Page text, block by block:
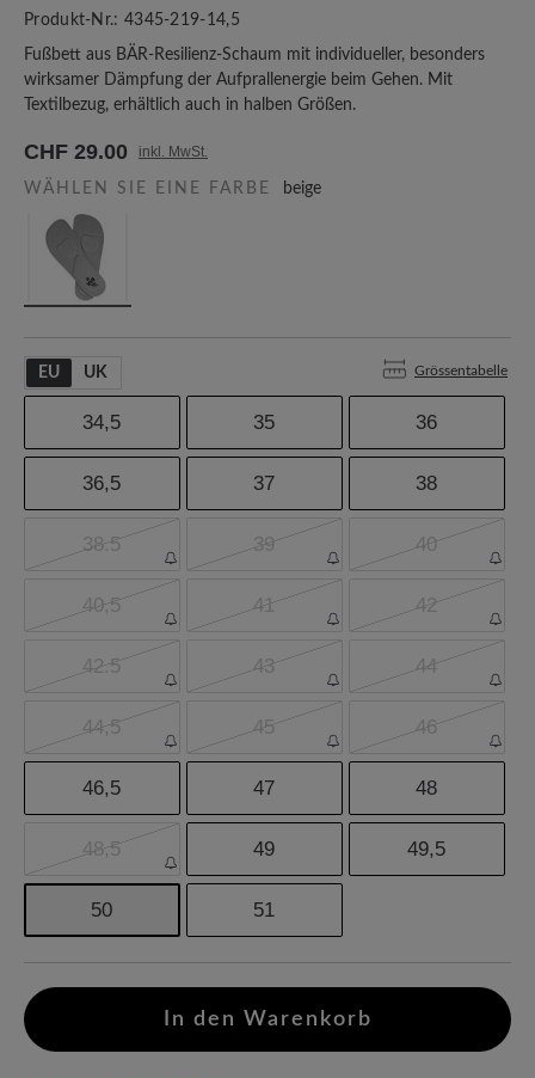
Produkt-Nr.: 4345-219-14,5
Fußbett aus BÄR-Resilienz-Schaum mit individueller, besonders
wirksamer Dämpfung der Aufprallenergie beim Gehen. Mit
Textilbezug, erhältlich auch in halben Größen.
CHF 29.00 inkl. MwSt.
WÄHLEN SIE EINE FARBE beige
EU UK Grössentabelle
34,5 35 36
36,5 37 38
38.5 39 40
40,5 41 42
42.5 43 44
44,5 45 46
46,5 47 48
48,5 49 49,5
50 51
In den Warenkorb